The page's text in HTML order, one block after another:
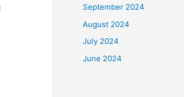
September 2024
August 2024
July 2024
June 2024